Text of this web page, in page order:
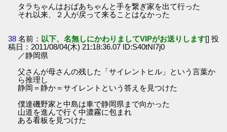
タラちゃんはおばあちゃんと手を繋ぎ家を出て行った
それ以来、２人が戻って来ることはなかった
38 名前： 以下、名無しにかわりましてVIPがお送りします[] 投
稿日：2011/08/04(木) 21:18:36.07 ID:S40tNI7j0
／静岡県
父さんが母さんの残した「サイレントヒル」という言葉か
ら推理し
静岡＝静か＝サイレントという答えを見つけた
僕達磯野家と中島は車で静岡県まで向かった
山道を進んで行く中濃霧に包まれ
ある看板を見つけた